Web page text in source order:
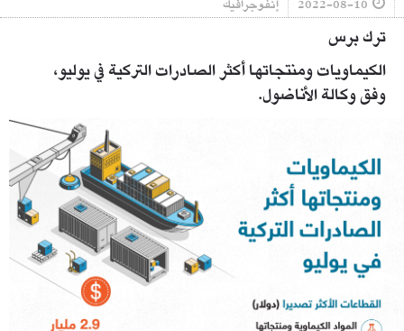
2022-08-10 إنفوجرافيك
ترك برس
الكيماويات ومنتجاتها أكثر الصادرات التركية في يوليو،
وفق وكالة الأناضول.
d74b597a61bba66b97322793b841e12a.jpeg